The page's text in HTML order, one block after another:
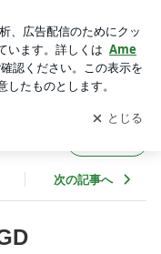
を受け取りまし
開く
次の記事へ